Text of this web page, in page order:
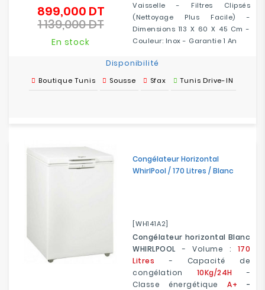
Vaisselle - Filtres Clipsés
(nettoyage Plus Facile) -
Dimensions 113 X 60 X 45 Cm -
Couleur: Inox - Garantie 1 An
899,000 DTPrix
de
1 139,000 DTPrix
En stock
Disponibilité
Boutique Tunis Sousse Sfax Tunis Drive-IN
Congélateur Horizontal
WhirlPool / 170 Litres / Blanc
[WH141A2]
Congélateur horizontal Blanc
WHIRLPOOL - Volume : 170
Litres
- Capacité de
congélation 10Kg/24H -
Classe énergétiqueA+ -